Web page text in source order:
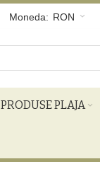
Moneda: RON
PRODUSE PLAJA